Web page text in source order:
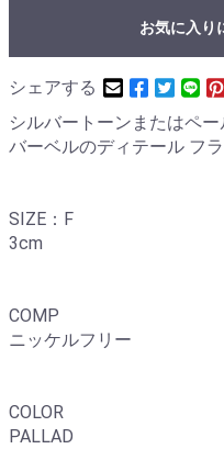
お気に入り
シェアする
シルバートーンまたはペ
バーベルのディテール フ
SIZE：F
3cm
COMP
ニッケルフリー
COLOR
PALLAD